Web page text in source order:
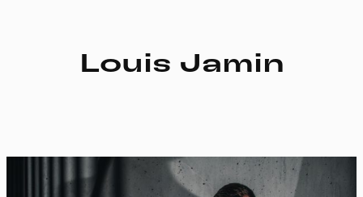
Louis Jamin
En autorisant ces services tiers, vous acceptez le dépôt et la
Tout accepter Tout refuser